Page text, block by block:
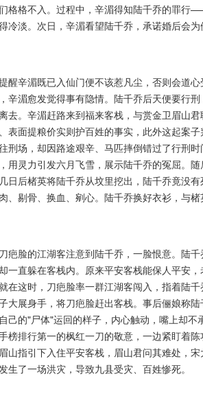
格格不入。过程中，辛湄得知陆千乔的罪
淡。次日，辛湄看望陆千乔，承诺婚后会为
醒辛湄既已入仙门便不该惹凡尘，否则会道
辛湄愈发觉得事有隐情。陆千乔后天便要行
去。辛湄赶路来到福来客栈，与赏金卫眉山
表面提粮价实则护百姓的事实，此外这起案
刑场，却因路途艰辛、马匹摔倒错过了行刑
用灵力引发六月飞雪，展示陆千乔的冤屈。
日后楮英将陆千乔从坟里挖出，陆千乔竟没
剔骨、换血、剜心。陆千乔换好衣衫，与楮
疤脸的江湖客注意到陆千乔，一脸恨意。陆
一直躲在客栈内。原来平安客栈能保人平安
在这时，刀疤脸率一群江湖客闯入，指着陆
大展身手，将刀疤脸赶出客栈。事后俪娘称
己的"尸体"运回的样子，内心触动，嘴上却
榜排行第一的枫红一刀的敬意，一边紧盯着
山指引下入住平安客栈，眉山君问其难处，
了一场洪灾，导致九县受灾、百姓惨死。